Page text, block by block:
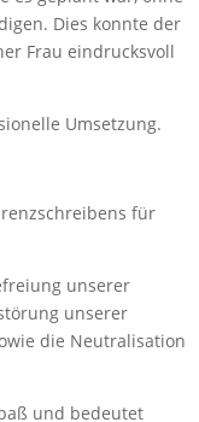
Dies konnte der
Frau eindrucksvoll
Umsetzung.
für
unserer
unserer
die Neutralisation
und bedeutet